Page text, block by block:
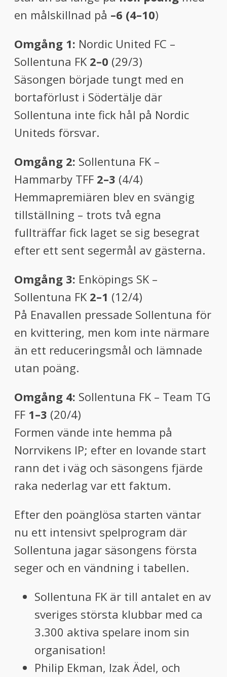
en målskillnad på –6 (4–10)
Omgång 1: Nordic United FC –
Sollentuna FK 2–0 (29/3)
Säsongen började tungt med en
bortaförlust i Södertälje där
Sollentuna inte fick hål på Nordic
Uniteds försvar.
Omgång 2: Sollentuna FK –
Hammarby TFF 2–3 (4/4)
Hemmapremiären blev en svängig
tillställning – trots två egna
fullträffar fick laget se sig besegrat
efter ett sent segermål av gästerna.
Omgång 3: Enköpings SK –
Sollentuna FK 2–1 (12/4)
På Enavallen pressade Sollentuna för
en kvittering, men kom inte närmare
än ett reduceringsmål och lämnade
utan poäng.
Omgång 4: Sollentuna FK – Team TG
FF 1–3 (20/4)
Formen vände inte hemma på
Norrvikens IP; efter en lovande start
rann det i väg och säsongens fjärde
raka nederlag var ett faktum.
Efter den poänglösa starten väntar
nu ett intensivt spelprogram där
Sollentuna jagar säsongens första
seger och en vändning i tabellen.
Sollentuna FK är till antalet en av
sveriges största klubbar med ca
3.300 aktiva spelare inom sin
organisation!
Philip Ekman, Izak Ädel, och